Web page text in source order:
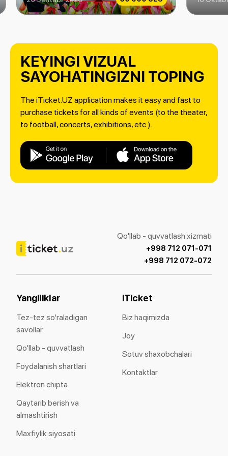
KEYINGI VIZUAL
SAYOHATINGIZNI TOPING
The iTicket.UZ application makes it easy and fast to
purchase tickets for all kinds of events (to the theater,
to football, concerts, exhibitions, etc.).
Qo'llab - quvvatlash xizmati
+998 712 071-071
+998 712 072-072
Yangiliklar
Tez-tez so'raladigan
savollar
Qo'llab - quvvatlash
Foydalanish shartlari
Elektron chipta
Qaytarib berish va
almashtirish
Maxfiylik siyosati
iTicket
Biz haqimizda
Joy
Sotuv shaxobchalari
Kontaktlar